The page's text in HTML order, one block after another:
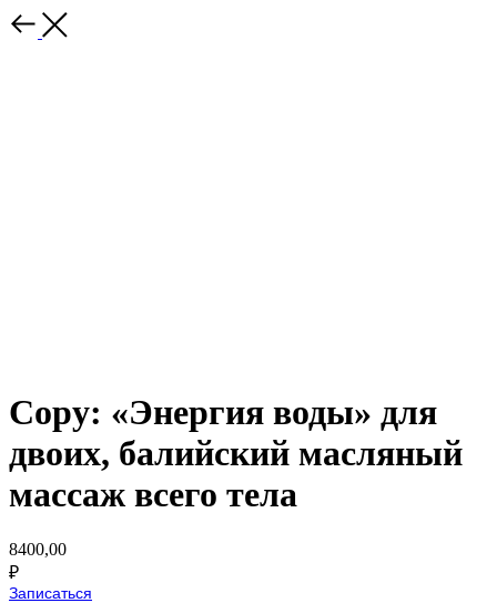
Copy: «Энергия воды» для
двоих, балийский масляный
массаж всего тела
8400,00
₽
Записаться